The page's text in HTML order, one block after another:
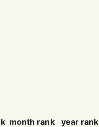
month rank
year rank